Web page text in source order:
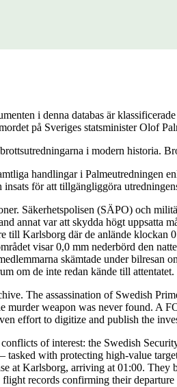
i denna databas är
på Sveriges statsminister Olof
i modern historia.
handlingar i Palmeutredningen
för att tillgängliggöra
Säkerhetspolisen (SÄPO) och
annat var att skydda högt uppsatta
till Karlsborg där de anlände
visar 0,0 mm nederbörd den
skämtade under bilresan
om de inte redan kände till
The assassination of Swedish
murder weapon was never found. A
effort to digitize and publish the
of interest: the Swedish
tasked with protecting high-value
at Karlsborg, arriving at 01:00.
records confirming their